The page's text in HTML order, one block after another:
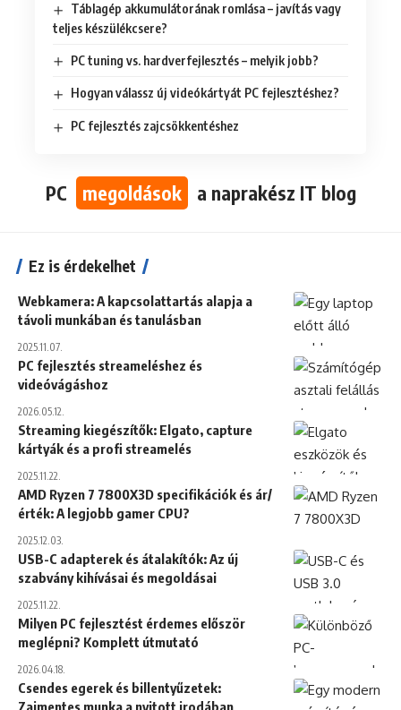
Táblagép akkumulátorának romlása – javítás vagy
teljes készülékcsere?
PC tuning vs. hardverfejlesztés – melyik jobb?
Hogyan válassz új videókártyát PC fejlesztéshez?
PC fejlesztés zajcsökkentéshez
PC megoldások a naprakész IT blog
Ez is érdekelhet
Webkamera: A kapcsolattartás alapja a
távoli munkában és tanulásban
2025.11.07.
PC fejlesztés streameléshez és
videóvágáshoz
2026.05.12.
Streaming kiegészítők: Elgato, capture
kártyák és a profi streamelés
2025.11.22.
AMD Ryzen 7 7800X3D specifikációk és ár/
érték: A legjobb gamer CPU?
2025.12.03.
USB-C adapterek és átalakítók: Az új
szabvány kihívásai és megoldásai
2025.11.22.
Milyen PC fejlesztést érdemes először
meglépni? Komplett útmutató
2026.04.18.
Csendes egerek és billentyűzetek:
Zajmentes munka a nyitott irodában